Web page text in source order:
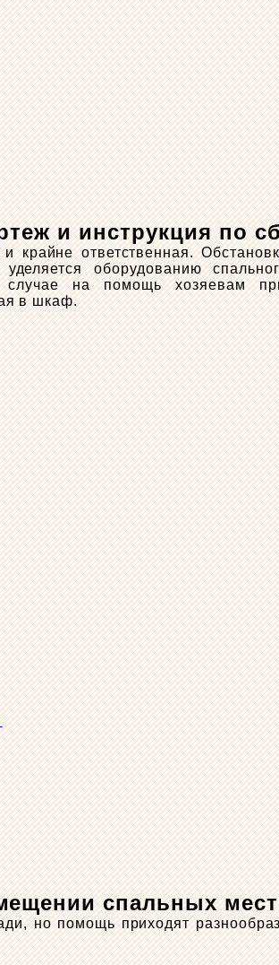
и инструкция по
ответственная.
оборудованию
на помощь хозяевам
в шкаф.
спальных мест
но помощь приходят